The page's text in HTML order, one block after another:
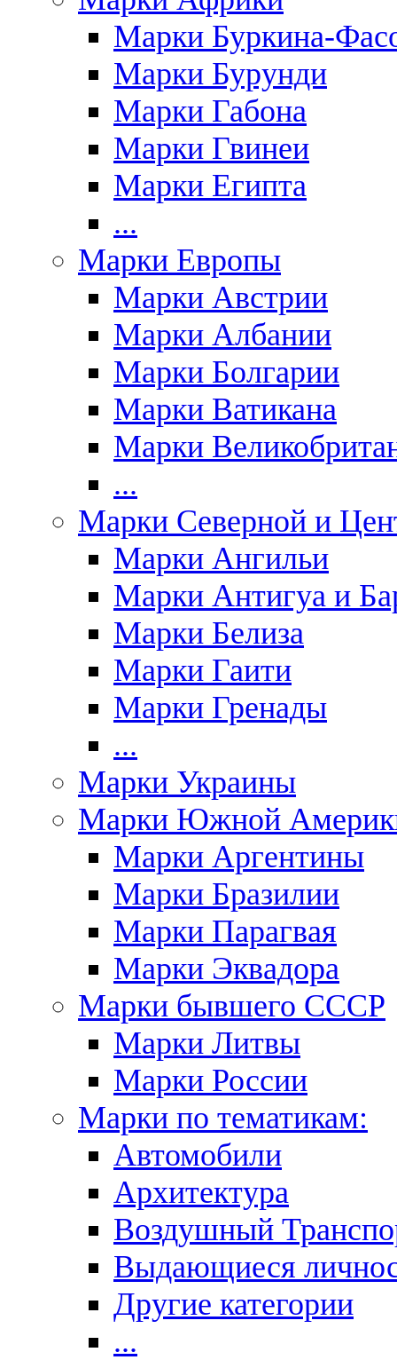
Марки Буркина-
Марки Бурунди
Марки Габона
Марки Гвинеи
Марки Египта
...
Марки Европы
Марки Австрии
Марки Албании
Марки Болгарии
Марки Ватикана
Марки
...
Марки Северной и
Марки Ангильи
Марки Антигуа и
Марки Белиза
Марки Гаити
Марки Гренады
...
Марки Украины
Марки Южной
Марки Аргентины
Марки Бразилии
Марки Парагвая
Марки Эквадора
Марки бывшего СССР
Марки Литвы
Марки России
Марки по тематикам:
Автомобили
Архитектура
Воздушный
Выдающиеся
Другие категории
...